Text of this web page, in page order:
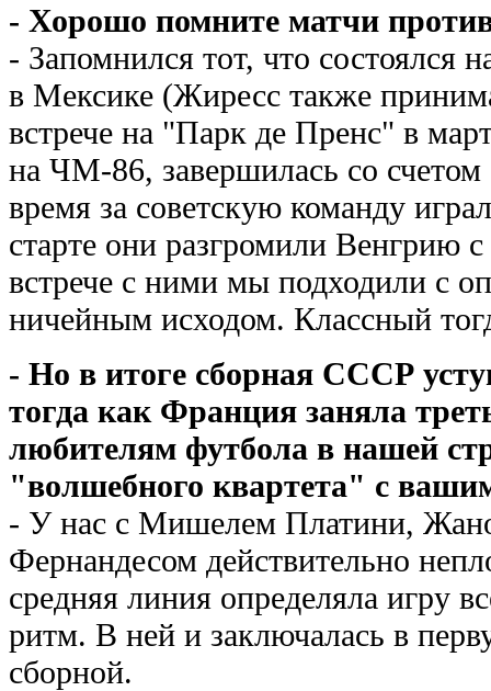
- Хорошо помните матчи
- Запомнился тот, что состоялся
в Мексике (Жиресс также
встрече на "Парк де Пренс" в
на ЧМ-86, завершилась со
время за советскую команду
старте они разгромили Венгрию с
встрече с ними мы подходили с
ничейным исходом. Классный
- Но в итоге сборная СССР
тогда как Франция заняла
любителям футбола в нашей
"волшебного квартета" с
- У нас с Мишелем Платини,
Фернандесом действительно
средняя линия определяла игру
ритм. В ней и заключалась в
сборной.